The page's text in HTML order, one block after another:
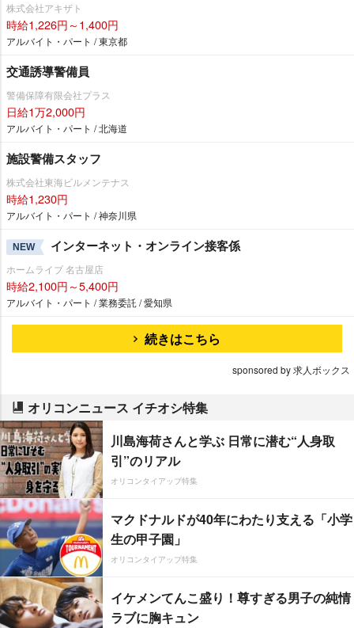
株式会社アキザト
時給1,226円～1,400円
アルバイト・パート / 東京都
交通誘導警備員
警備保障有限会社プラス
日給1万2,000円
アルバイト・パート / 北海道
施設警備スタッフ
株式会社東海ビルメンテナス
時給1,230円
アルバイト・パート / 神奈川県
NEW インターネット・オンライン接客係
ホームライブ 名古屋店
時給2,100円～5,400円
アルバイト・パート / 業務委託 / 愛知県
続きはこちら
sponsored by 求人ボックス
オリコンニュース イチオシ特集
川島海荷さんと学ぶ 日常に潜む“人身取
引”のリアル
オリコンタイアップ特集
マクドナルドが40年にわたり支える「小学
生の甲子園」
オリコンタイアップ特集
イケメンてんこ盛り！尊すぎる男子の純情
ラブに胸キュン